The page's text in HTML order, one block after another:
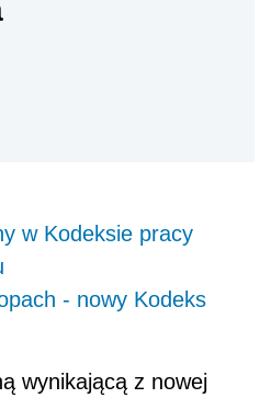
w Kodeksie pracy
- nowy Kodeks
wynikającą z nowej